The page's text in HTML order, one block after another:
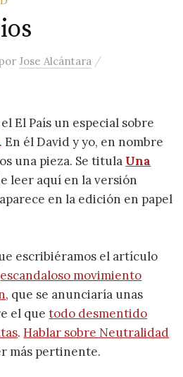
Jose Alcántara /
El País un especial sobre
. En él David y yo, en nombre
una pieza. Se titula Una
leer aquí en la versión
en la edición en papel
escribiéramos el artículo
escandaloso movimiento
, que se anunciaría unas
el quetodo desmentido
.Hablar sobre Neutralidad
más pertinente.